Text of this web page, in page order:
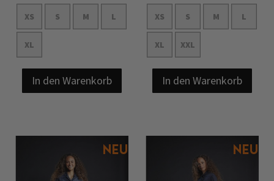
XS S M L
XL
In den Warenkorb
XS S M L
XL XXL
In den Warenkorb